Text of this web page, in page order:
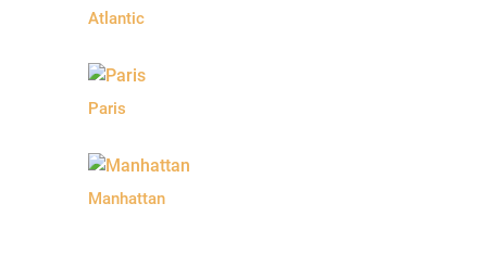
Atlantic
Paris
Manhattan